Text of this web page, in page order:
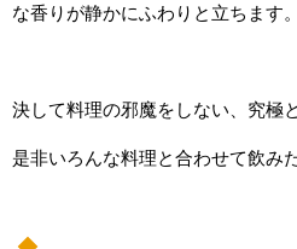
な香りが静かにふわりと立ちます。
決して料理の邪魔をしない、究極
是非いろんな料理と合わせて飲み